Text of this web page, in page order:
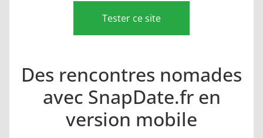
Tester ce site
Des rencontres nomades
avec SnapDate.fr en
version mobile